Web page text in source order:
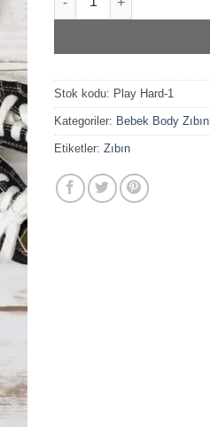
Stok kodu: Play Hard-1
Kategoriler: Bebek Body Zıbın
Etiketler: Zıbın